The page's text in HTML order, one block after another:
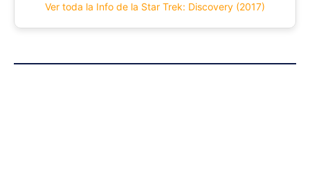
Ver toda la Info de la Star Trek: Discovery (2017)